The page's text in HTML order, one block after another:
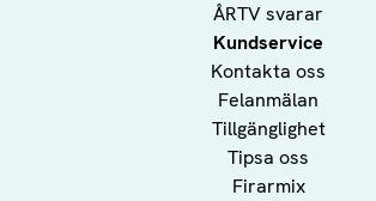
ÅRTV svarar
Kundservice
Kontakta oss
Felanmälan
Tillgänglighet
Tipsa oss
Firarmix